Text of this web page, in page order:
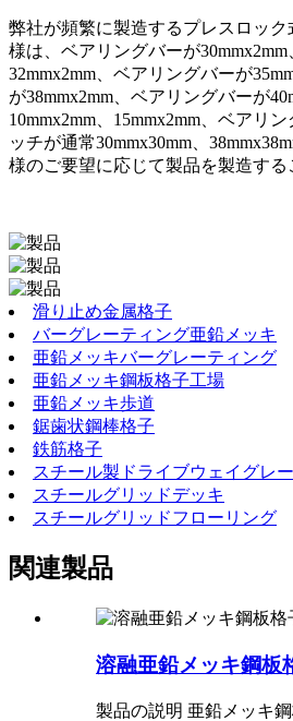
弊社が頻繁に製造するプレスロッ
様は、ベアリングバーが
32mmx2mm、ベアリングバーが
が38mmx2mm、ベアリングバーが
10mmx2mm、15mmx2mm、ベアリ
ッチが通常30mmx30mm、
様のご要望に応じて製品を製造する
滑り止め金属格子
バーグレーティング亜鉛メッキ
亜鉛メッキバーグレーティング
亜鉛メッキ鋼板格子工場
亜鉛メッキ歩道
鋸歯状鋼棒格子
鉄筋格子
スチール製ドライブウェイグレ
スチールグリッドデッキ
スチールグリッドフローリング
関連製品
溶融亜鉛メッキ鋼板
製品の説明 亜鉛メッキ